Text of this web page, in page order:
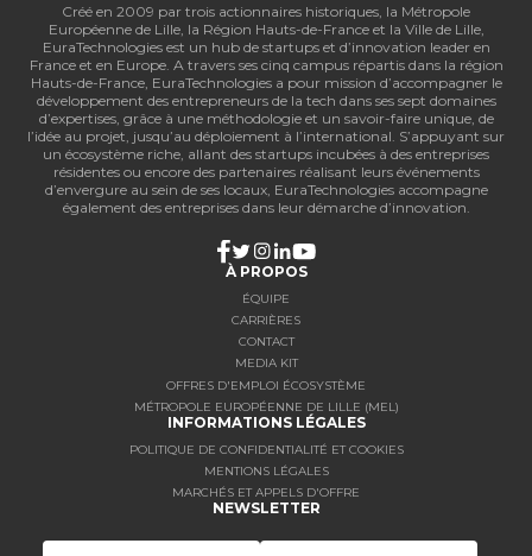
Créé en 2009 par trois actionnaires historiques, la Métropole
Européenne de Lille, la Région Hauts-de-France et la Ville de Lille,
EuraTechnologies est un hub de startups et d’innovation leader en
France et en Europe. A travers ses cinq campus répartis dans la région
Hauts-de-France, EuraTechnologies a pour mission d’accompagner le
développement des entrepreneurs de la tech dans ses sept domaines
d’expertises, grâce à une méthodologie et un savoir-faire unique, de
l’idée au projet, jusqu’au déploiement à l’international. S’appuyant sur
un écosystème riche, allant des startups incubées à des entreprises
résidentes ou encore des partenaires réalisant leurs événements
d’envergure au sein de ses locaux, EuraTechnologies accompagne
également des entreprises dans leur démarche d’innovation.
À PROPOS
ÉQUIPE
CARRIÈRES
CONTACT
MEDIA KIT
OFFRES D'EMPLOI ÉCOSYSTÈME
MÉTROPOLE EUROPÉENNE DE LILLE (MEL)
INFORMATIONS LÉGALES
POLITIQUE DE CONFIDENTIALITÉ ET COOKIES
MENTIONS LÉGALES
MARCHÉS ET APPELS D'OFFRE
NEWSLETTER